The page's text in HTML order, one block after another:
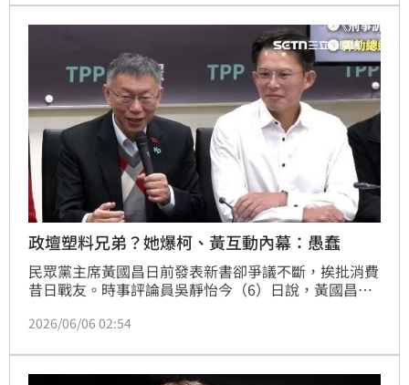
冠廷今（6）日再發聲，痛批黃國昌沒有道歉，他相
信，台灣社會終究會淘汰靠消費戰友、踐踏他人，成就
自己的政治人物，繼續努力，也等待這種人被台灣政壇
淘汰的那一天。
政壇塑料兄弟？她爆柯、黃互動內幕：愚蠢
民眾黨主席黃國昌日前發表新書卻爭議不斷，挨批消費
昔日戰友。時事評論員吳靜怡今（6）日說，黃國昌的
熟、沒談過的樣子，實際並非如此；她也說，黃、柯就
笑還愚蠢至極。
2026/06/06 02:54